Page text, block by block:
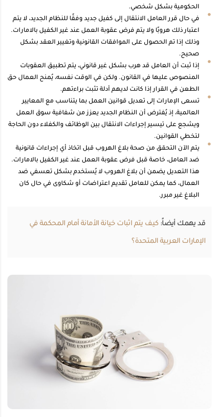
الحكومية بشكل شخصي.
في حال قرر العامل الانتقال إلى كفيل جديد وفقًا للنظام الجديد، لا يتم
اعتبار ذلك هروبًا ولا يتم فرض عقوبة العمل عند غير الكفيل بالامارات.
وذلك إذا تم الحصول على الموافقات القانونية وتغيير العقد بشكل
صحيح.
إذا ثبت أن العامل قد هرب بشكل غير قانوني، يتم تطبيق العقوبات
المنصوص عليها في القانون. ولكن في الوقت نفسه، يُمنح العمال حق
الطعن في القرار إذا كانت لديهم أدلة تثبت براءتهم.
تسعى الإمارات إلى تعديل قوانين العمل بما يتناسب مع المعايير
العالمية، إذ يُفترض أن النظام الجديد يعزز من شفافية سوق العمل
ويشجع على تيسير إجراءات الانتقال بين الوظائف والكفلاء دون الحاجة
لتخطي القوانين.
يتم الآن التحقق من صحة بلاغ الهروب قبل اتخاذ أي إجراءات قانونية
ضد العامل، خاصة قبل فرض عقوبة العمل عند غير الكفيل بالامارات.
هذا التعديل يضمن أن بلاغ الهروب لا يُستخدم بشكل تعسفي ضد
العمال، كما يمكن للعامل تقديم اعتراضات أو شكاوى في حال كان
البلاغ غير مبرر.
قد يهمك أيضاً: كيف يتم اثبات خيانة الأمانة أمام المحكمة في
الإمارات العربية المتحدة؟